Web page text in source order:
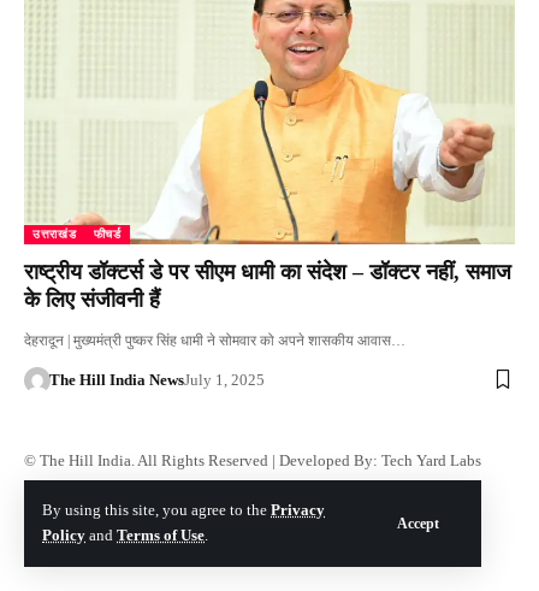
By using this site, you agree to the Privacy
Policy and Terms of Use.
Accept
उत्तराखंड फीचर्ड
राष्ट्रीय डॉक्टर्स डे पर सीएम धामी का संदेश – डॉक्टर नहीं, समाज
के लिए संजीवनी हैं
देहरादून | मुख्यमंत्री पुष्कर सिंह धामी ने सोमवार को अपने शासकीय आवास…
The Hill India NewsJuly 1, 2025
© The Hill India. All Rights Reserved | Developed By: Tech Yard Labs